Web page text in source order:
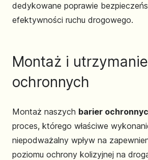
dedykowane poprawie
efektywności ruchu drogowego.
Montaż i
ochronnych
Montaż naszych barier
proces, którego właściwe
niepodważalny wpływ na
poziomu ochrony kolizyjnej na